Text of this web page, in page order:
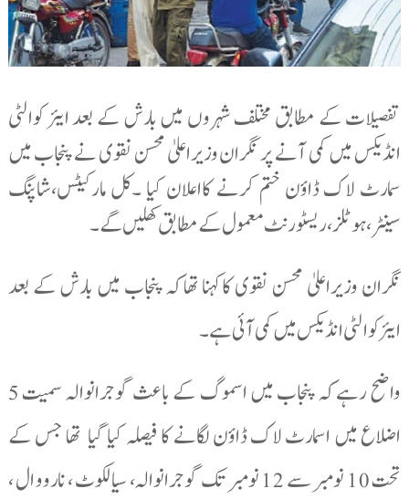
تفصیلات کے مطابق مختلف شہروں میں بارش کے بعد ایئر کوالٹی
انڈیکس میں کمی آنے پر نگران وزیراعلیٰ محسن نقوی نے پنجاب میں
سمارٹ لاک ڈاؤن ختم کرنے کااعلان کیا ۔کل مارکیٹس،شاپنگ
سینٹر،ہوٹلز ،ریسٹورنٹ معمول کے مطابق کھلیں گے۔
نگران وزیراعلیٰ محسن نقوی کاکہنا تھاکہ پنجاب میں بارش کے بعد
ایئرکوالٹی انڈیکس میں کمی آئی ہے۔
واضح رہےکہ پنجاب میں اسموگ کے باعث گوجرانوالہ سمیت 5
اضلاع میں اسمارٹ لاک ڈاؤن لگانے کا فیصلہ کیا گیا تھا جس کے
تحت 10 نومبر سے 12 نومبر تک گوجرانوالہ، سیالکوٹ ، نارووال ،